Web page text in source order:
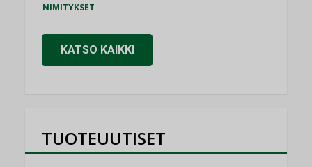
NIMITYKSET
KATSO KAIKKI
TUOTEUUTISET